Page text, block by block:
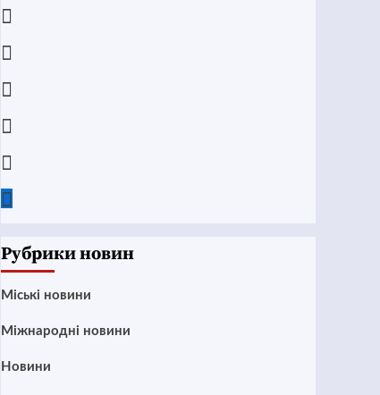
Рубрики новин
Mіські новини
Міжнародні новини
Новини